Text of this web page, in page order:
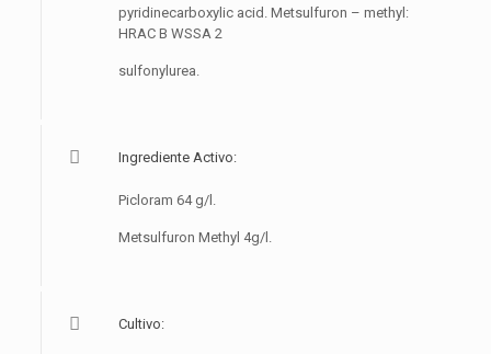
pyridinecarboxylic acid. Metsulfuron – methyl:
HRAC B WSSA 2
sulfonylurea.
Ingrediente Activo:
Picloram 64 g/l.
Metsulfuron Methyl 4g/l.
Cultivo: